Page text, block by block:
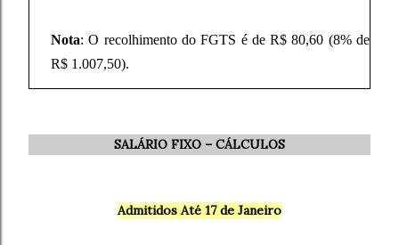
Nota: O recolhimento do FGTS é de R$ 80,60 (8% de
R$ 1.007,50).
SALÁRIO FIXO – CÁLCULOS
Admitidos Até 17 de Janeiro